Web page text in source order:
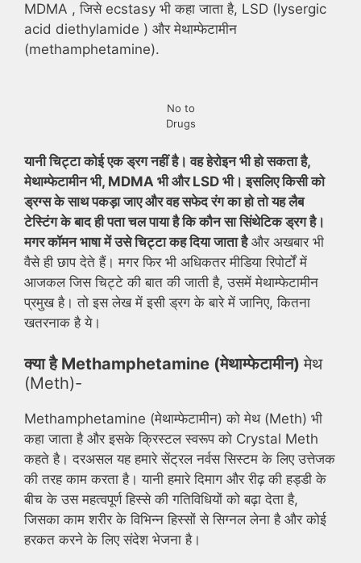
MDMA , जिसे ecstasy भी कहा जाता है, LSD (lysergic
acid diethylamide ) और मेथाम्फेटामीन
(methamphetamine).
No to
Drugs
यानी चिट्टा कोई एक ड्रग नहीं है। वह हेरोइन भी हो सकता है,
मेथाम्फेटामीन भी, MDMA भी और LSD भी। इसलिए किसी को
ड्रग्स के साथ पकड़ा जाए और वह सफेद रंग का हो तो यह लैब
टेस्टिंग के बाद ही पता चल पाया है कि कौन सा सिंथेटिक ड्रग है।
मगर कॉमन भाषा में उसे चिट्टा कह दिया जाता हैऔर अखबार भी
वैसे ही छाप देते हैं। मगर फिर भी अधिकतर मीडिया रिपोर्टों में
आजकल जिस चिट्टे की बात की जाती है, उसमें मेथाम्फेटामीन
प्रमुख है। तो इस लेख में इसी ड्रग के बारे में जानिए, कितना
खतरनाक है ये।
क्या है Methamphetamine (मेथाम्फेटामीन)मेथ
(Meth)-
Methamphetamine (मेथाम्फेटामीन) को मेथ (Meth) भी
कहा जाता है और इसके क्रिस्टल स्वरूप को Crystal Meth
कहते है। दरअसल यह हमारे सेंट्रल नर्वस सिस्टम के लिए उत्तेजक
की तरह काम करता है। यानी हमारे दिमाग और रीढ़ की हड्डी के
बीच के उस महत्वपूर्ण हिस्से की गतिविधियों को बढ़ा देता है,
जिसका काम शरीर के विभिन्न हिस्सों से सिग्नल लेना है और कोई
हरकत करने के लिए संदेश भेजना है।